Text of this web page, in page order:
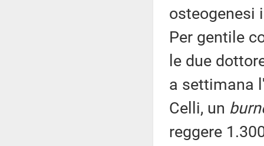
osteogenesi
Per gentile
le due
a settimana
Celli, un
reggere